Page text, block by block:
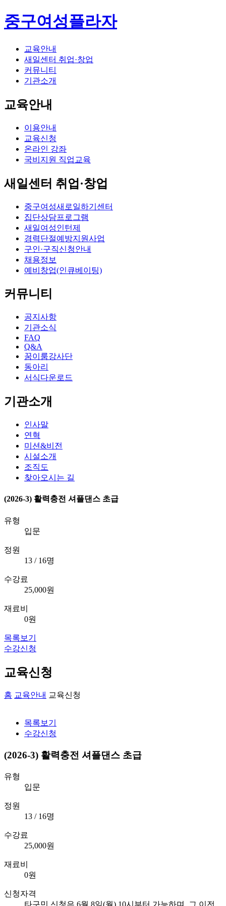
중구여성플라자
교육안내
새일센터 취업·창업
커뮤니티
기관소개
교육안내
이용안내
교육신청
온라인 강좌
국비지원 직업교육
새일센터 취업·창업
중구여성새로일하기센터
집단상담프로그램
새일여성인턴제
경력단절예방지원사업
구인·구직신청안내
채용정보
예비창업(인큐베이팅)
커뮤니티
공지사항
기관소식
FAQ
Q&A
꿈이룸강사단
동아리
서식다운로드
기관소개
인사말
연혁
미션&비전
시설소개
조직도
찾아오시는 길
(2026-3) 활력충전 셔플댄스 초급
유형
입문
정원
13 / 16명
수강료
25,000원
재료비
0원
목록보기
수강신청
교육신청
홈 교육안내 교육신청
목록보기
수강신청
(2026-3) 활력충전 셔플댄스 초급
유형
입문
정원
13 / 16명
수강료
25,000원
재료비
0원
신청자격
타구민 신청은 6월 8일(월) 10시부터 가능하며, 그 이전